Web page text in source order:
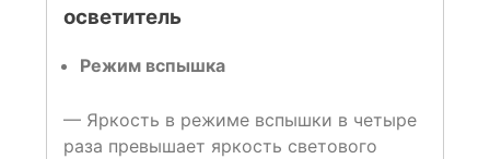
осветитель
Режим вспышка
— Яркость в режиме вспышки в четыре
раза превышает яркость светового